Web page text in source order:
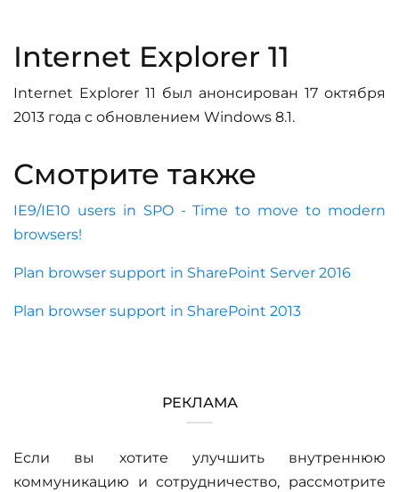
Internet Explorer 11
Internet Explorer 11 был анонсирован 17 октября
2013 года с обновлением Windows 8.1.
Смотрите также
IE9/IE10 users in SPO - Time to move to modern
browsers!
Plan browser support in SharePoint Server 2016
Plan browser support in SharePoint 2013
РЕКЛАМА
Если вы хотите улучшить внутреннюю
коммуникацию и сотрудничество, рассмотрите